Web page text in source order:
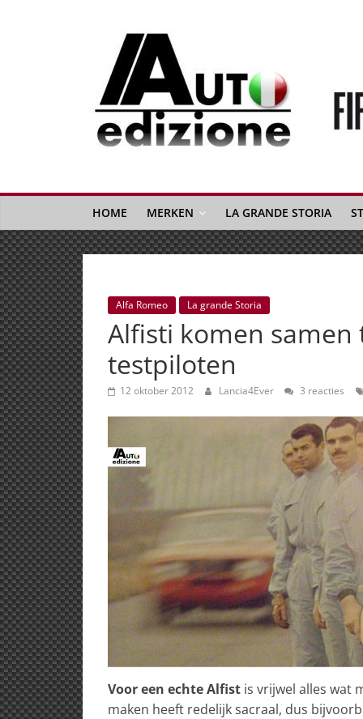
Auto
Edizione
La
Gazetta
dell'Automobile
Italiana
|
Italiaans
autonieuws
&
lifestyle
HOME MERKEN LA GRANDE STORIA
Alfa Romeo La grande Storia
Alfisti komen
testpiloten
12 oktober 2012 Lancia4Ever 3 reacties
Voor een echte Alfist is vrijwel alles wat
maken heeft redelijk sacraal, dus